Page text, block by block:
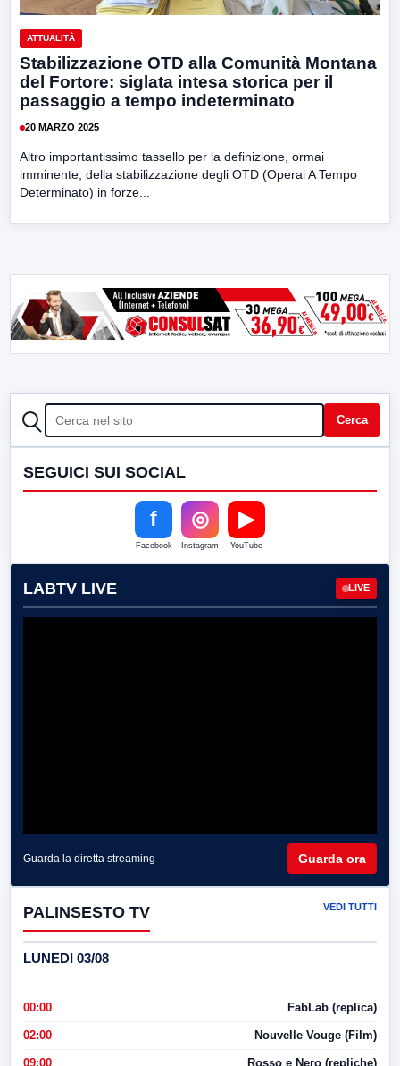
ATTUALITÀ
Stabilizzazione OTD alla Comunità Montana
del Fortore: siglata intesa storica per il
passaggio a tempo indeterminato
20 MARZO 2025
Altro importantissimo tassello per la definizione, ormai
imminente, della stabilizzazione degli OTD (Operai A Tempo
Determinato) in forze...
CERCA Cerca
SEGUICI SUI SOCIAL
f
Facebook
◎
Instagram
▶
YouTube
LABTV LIVE LIVE
Guarda la diretta streaming Guarda ora
PALINSESTO TV VEDI TUTTI
LUNEDI 03/08
00:00 FabLab (replica)
02:00 Nouvelle Vouge (Film)
09:00 Rosso e Nero (repliche)